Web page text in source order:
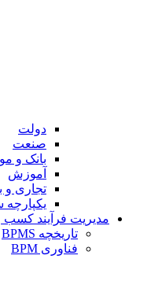
دولت
صنعت
بانک و
آموزش
تجاری و
مدیریت فرآیند کسب
تاریخچه BPMS
فناوری BPM